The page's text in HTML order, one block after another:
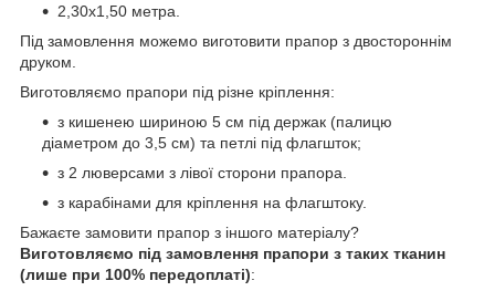
2,30х1,50 метра.
Під замовлення можемо виготовити прапор з двостороннім
друком.
Виготовляємо прапори під різне кріплення:
з кишенею шириною 5 см під держак (палицю
діаметром до 3,5 см) та петлі під флагшток;
з 2 люверсами з лівої сторони прапора.
з карабінами для кріплення на флагштоку.
Бажаєте замовити прапор з іншого матеріалу?
Виготовляємо під замовлення прапори з таких тканин
(лише при 100% передоплаті):